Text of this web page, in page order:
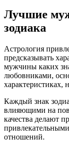
Лучшие
зодиака
Астрология
предсказывать
мужчины каких
любовниками,
характеристиках,
Каждый знак
влияющими на
качества делают
отношений.